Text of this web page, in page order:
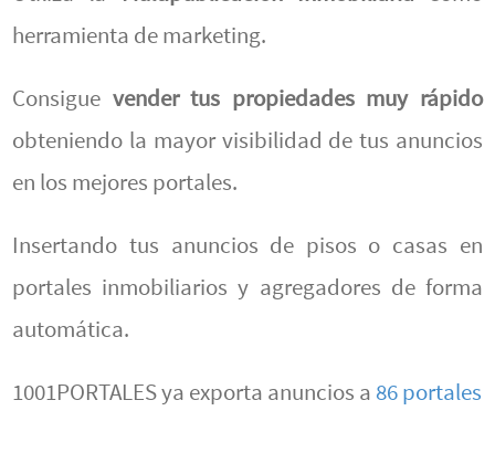
herramienta de marketing.
Consigue vender tus propiedades muy rápido
obteniendo la mayor visibilidad de tus anuncios
en los mejores portales.
Insertando tus anuncios de pisos o casas en
portales inmobiliarios y agregadores de forma
automática.
1001PORTALES ya exporta anuncios a 86 portales